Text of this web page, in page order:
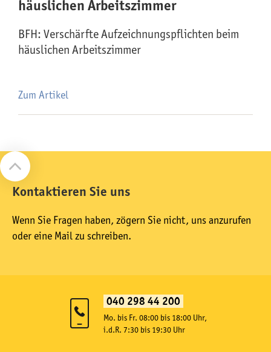
häuslichen Arbeitszimmer
BFH: Verschärfte Aufzeichnungspflichten beim
häuslichen Arbeitszimmer
Zum Artikel
Kontaktieren Sie uns
Wenn Sie Fragen haben, zögern Sie nicht, uns anzurufen
oder eine Mail zu schreiben.
040 298 44 200
Mo. bis Fr. 08:00 bis 18:00 Uhr,
i.d.R. 7:30 bis 19:30 Uhr